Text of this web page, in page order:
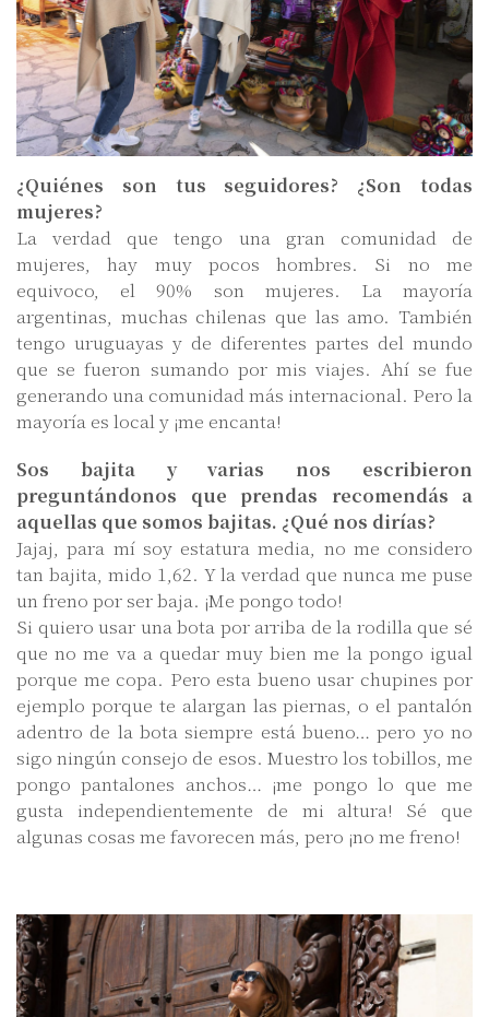
¿Quiénes son tus seguidores? ¿Son todas
mujeres?
La verdad que tengo una gran comunidad de
mujeres, hay muy pocos hombres. Si no me
equivoco, el 90% son mujeres. La mayoría
argentinas, muchas chilenas que las amo. También
tengo uruguayas y de diferentes partes del mundo
que se fueron sumando por mis viajes. Ahí se fue
generando una comunidad más internacional. Pero la
mayoría es local y ¡me encanta!
Sos bajita y varias nos escribieron
preguntándonos que prendas recomendás a
aquellas que somos bajitas. ¿Qué nos dirías?
Jajaj, para mí soy estatura media, no me considero
tan bajita, mido 1,62. Y la verdad que nunca me puse
un freno por ser baja. ¡Me pongo todo!
Si quiero usar una bota por arriba de la rodilla que sé
que no me va a quedar muy bien me la pongo igual
porque me copa. Pero esta bueno usar chupines por
ejemplo porque te alargan las piernas, o el pantalón
adentro de la bota siempre está bueno… pero yo no
sigo ningún consejo de esos. Muestro los tobillos, me
pongo pantalones anchos… ¡me pongo lo que me
gusta independientemente de mi altura! Sé que
algunas cosas me favorecen más, pero ¡no me freno!